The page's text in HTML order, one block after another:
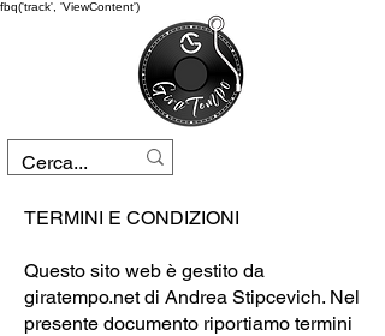
fbq('track', 'ViewContent')
TERMINI E CONDIZIONI
Questo sito web è gestito da
giratempo.net di Andrea Stipcevich. Nel
presente documento riportiamo termini